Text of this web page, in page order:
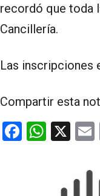
recordó que toda
Cancillería.
Las inscripciones
Compartir esta
F
W X